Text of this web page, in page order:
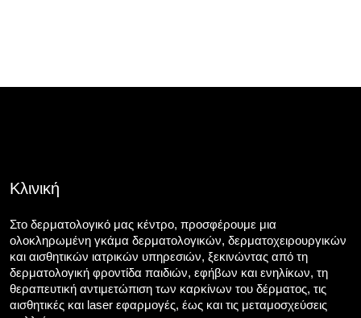
Κλινική
Στο δερματολογικό μας κέντρο, προσφέρουμε μια
ολοκληρωμένη γκάμα δερματολογικών, δερματοχειρουργικών
και αισθητικών ιατρικών υπηρεσιών, ξεκινώντας από τη
δερματολογική φροντίδα παιδιών, εφήβων και ενηλίκων, τη
θεραπευτική αντιμετώπιση των καρκίνων του δέρματος, τις
αισθητικές και laser εφαρμογές, έως και τις μεταμοσχεύσεις